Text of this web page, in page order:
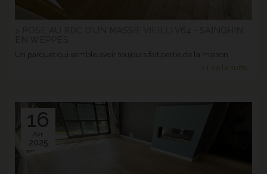
Un parquet qui semble avoir toujours fait partie de la maison.
> Lire la suite...
16
Avr.
2025